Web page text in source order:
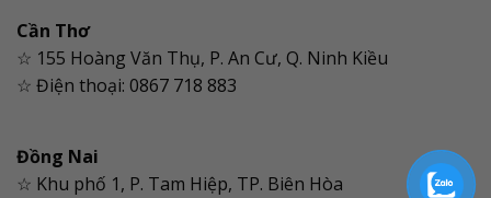
Cần Thơ
☆ 155 Hoàng Văn Thụ, P. An Cư, Q. Ninh Kiều
☆ Điện thoại: 0867 718 883
Đồng Nai
☆ Khu phố 1, P. Tam Hiệp, TP. Biên Hòa